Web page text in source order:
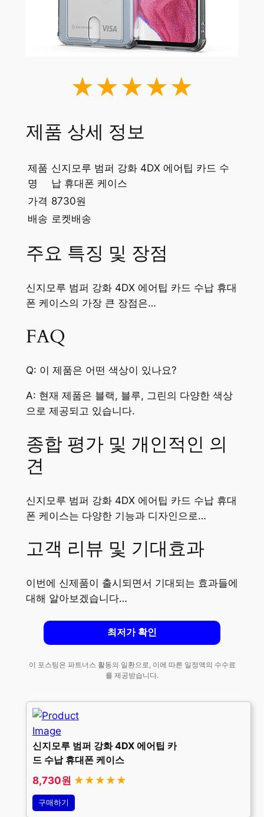
★★★★★
제품 상세 정보
제품
명
신지모루 범퍼 강화 4DX 에어팁 카드 수
납 휴대폰 케이스
가격 8730원
배송 로켓배송
주요 특징 및 장점
신지모루 범퍼 강화 4DX 에어팁 카드 수납 휴대
폰 케이스의 가장 큰 장점은…
FAQ
Q: 이 제품은 어떤 색상이 있나요?
A: 현재 제품은 블랙, 블루, 그린의 다양한 색상
으로 제공되고 있습니다.
종합 평가 및 개인적인 의
견
신지모루 범퍼 강화 4DX 에어팁 카드 수납 휴대
폰 케이스는 다양한 기능과 디자인으로…
고객 리뷰 및 기대효과
이번에 신제품이 출시되면서 기대되는 효과들에
대해 알아보겠습니다…
최저가 확인
이 포스팅은 파트너스 활동의 일환으로, 이에 따른 일정액의 수수료
를 제공받습니다.
신지모루 범퍼 강화 4DX 에어팁 카
드 수납 휴대폰 케이스
8,730원 ★★★★★
구매하기